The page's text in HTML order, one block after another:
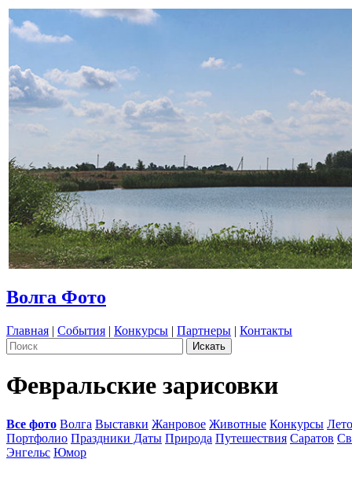
Волга Фото
Главная | События | Конкурсы | Партнеры | Контакты
Февральские зарисовки
Все фото Волга Выставки Жанровое Животные Конкурсы
Портфолио Праздники Даты Природа Путешествия Саратов
Энгельс Юмор